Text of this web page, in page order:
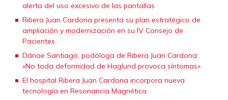
alerta del uso excesivo de las pantallas
Ribera Juan Cardona presenta su plan estratégico de
ampliación y modernización en su IV Consejo de
Pacientes
Dánae Santiago, podóloga de Ribera Juan Cardona:
«No toda deformidad de Haglund provoca síntomas»
El hospital Ribera Juan Cardona incorpora nueva
tecnología en Resonancia Magnética